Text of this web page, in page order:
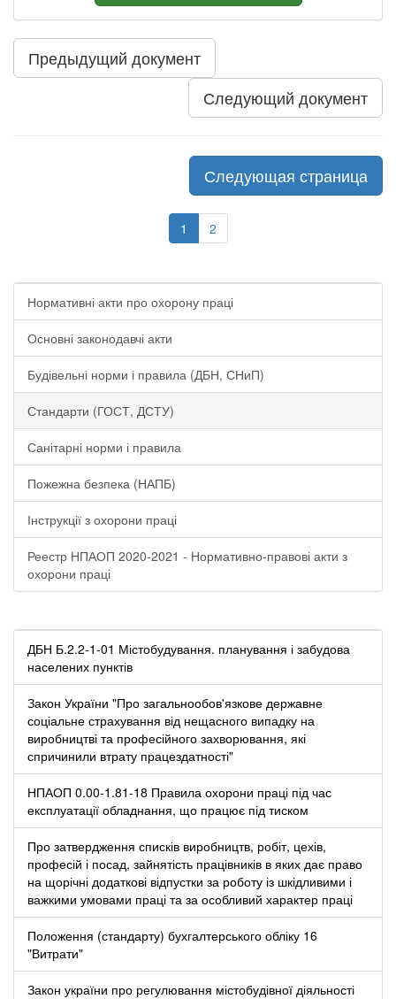
Предыдущий документ
Следующий документ
Следующая страница
1 2
Нормативні акти про охорону праці
Основні законодавчі акти
Будівельні норми і правила (ДБН, СНиП)
Стандарти (ГОСТ, ДСТУ)
Санітарні норми і правила
Пожежна безпека (НАПБ)
Інструкції з охорони праці
Реестр НПАОП 2020-2021 - Нормативно-правові акти з
охорони праці
ДБН Б.2.2-1-01 Містобудування. планування і забудова
населених пунктів
Закон України "Про загальнообов'язкове державне
соціальне страхування від нещасного випадку на
виробництві та професійного захворювання, які
спричинили втрату працездатності"
НПАОП 0.00-1.81-18 Правила охорони праці під час
експлуатації обладнання, що працює під тиском
Про затвердження списків виробництв, робіт, цехів,
професій і посад, зайнятість працівників в яких дає право
на щорічні додаткові відпустки за роботу із шкідливими і
важкими умовами праці та за особливий характер праці
Положення (стандарту) бухгалтерського обліку 16
"Витрати"
Закон україни про регулювання містобудівної діяльності